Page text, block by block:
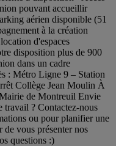
pouvant accueillir
aérien disponible (51
à la création
d'espaces
disposition plus de 900
dans un cadre
: Métro Ligne 9 – Station
Collège Jean Moulin À
de Montreuil Envie
travail ? Contactez-nous
ou pour planifier une
vous présenter nos
questions :)